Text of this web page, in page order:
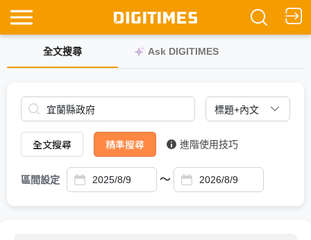
全文搜尋 Ask DIGITIMES
全文搜尋 精準搜尋 進階使用技巧
區間設定 ～